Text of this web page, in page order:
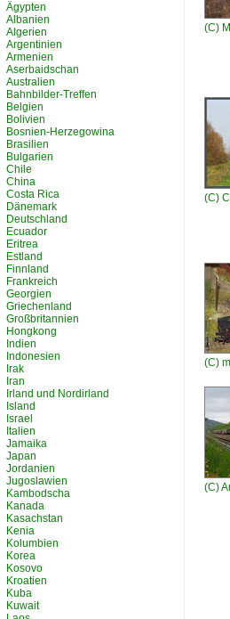
(C)
(C)
(C)
(C)
Ägypten
Albanien
Algerien
Argentinien
Armenien
Aserbaidschan
Australien
Bahnbilder-Treffen
Belgien
Bolivien
Bosnien-Herzegowina
Brasilien
Bulgarien
Chile
China
Costa Rica
Dänemark
Deutschland
Ecuador
Eritrea
Estland
Finnland
Frankreich
Georgien
Griechenland
Großbritannien
Hongkong
Indien
Indonesien
Irak
Iran
Irland und Nordirland
Island
Israel
Italien
Jamaika
Japan
Jordanien
Jugoslawien
Kambodscha
Kanada
Kasachstan
Kenia
Kolumbien
Korea
Kosovo
Kroatien
Kuba
Kuwait